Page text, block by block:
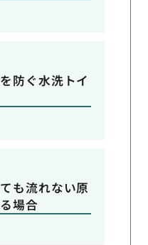
防ぐ水洗トイ
も流れない原
場合